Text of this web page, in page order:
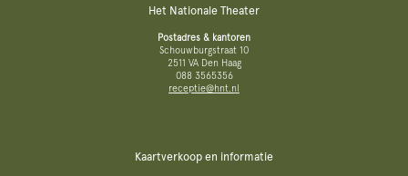
Het Nationale Theater
Postadres & kantoren
Schouwburgstraat 10
2511 VA Den Haag
088 3565356
receptie@hnt.nl
Kaartverkoop en informatie